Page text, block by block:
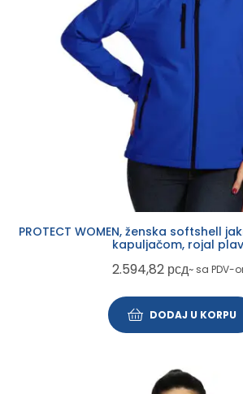
PROTECT WOMEN, ženska softshell
kapuljačom, rojal
2.594,82 рсд~ sa PDV-
DODAJ U KORPU